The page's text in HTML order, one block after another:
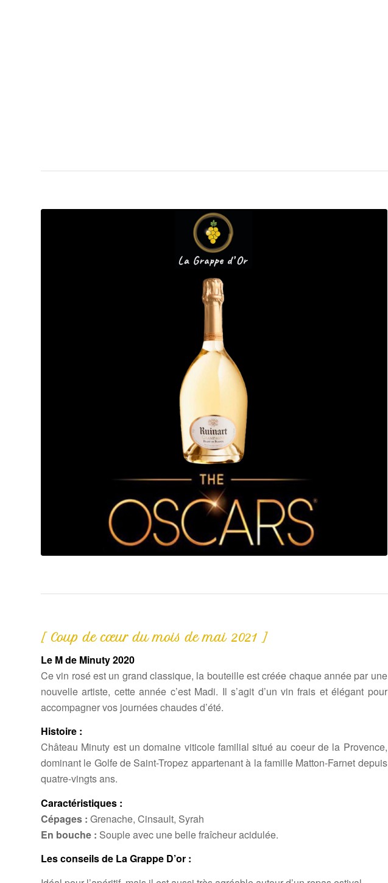
[ Coup de cœur du mois de mai 2021 ]
Le M de Minuty 2020
Ce vin rosé est un grand classique, la bouteille est créée chaque année par une
nouvelle artiste, cette année c’est Madi. Il s’agit d’un vin frais et élégant pour
accompagner vos journées chaudes d’été.
Histoire :
Château Minuty est un domaine viticole familial situé au coeur de la Provence,
dominant le Golfe de Saint-Tropez appartenant à la famille Matton-Farnet depuis
quatre-vingts ans.
Caractéristiques :
Cépages : Grenache, Cinsault, Syrah
En bouche : Souple avec une belle fraîcheur acidulée.
Les conseils de La Grappe D’or :